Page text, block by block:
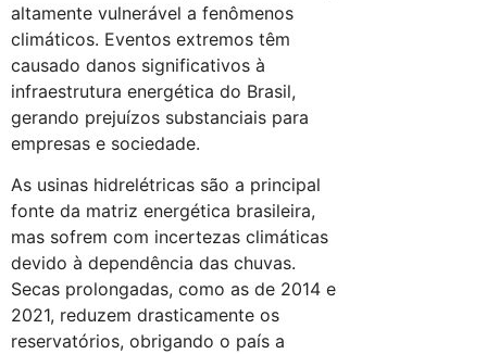
altamente vulnerável a fenômenos
climáticos. Eventos extremos têm
causado danos significativos à
infraestrutura energética do Brasil,
gerando prejuízos substanciais para
empresas e sociedade.
As usinas hidrelétricas são a principal
fonte da matriz energética brasileira,
mas sofrem com incertezas climáticas
devido à dependência das chuvas.
Secas prolongadas, como as de 2014 e
2021, reduzem drasticamente os
reservatórios, obrigando o país a